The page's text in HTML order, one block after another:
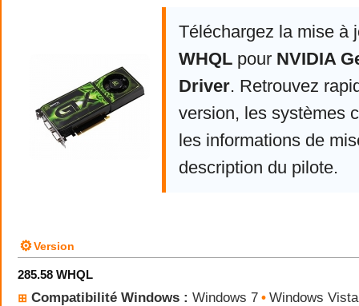
Téléchargez la mise à
WHQL pour NVIDIA
Driver. Retrouvez
version, les systèmes
les informations de
description du pilote.
⚙Version
285.58 WHQL
⊞ Compatibilité Windows : Windows 7 • Windows Vista